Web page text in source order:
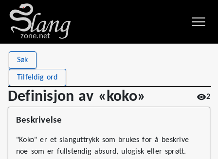
zone.net
Søk
Tilfeldig ord
Definisjon av «koko» 2
Definisjon av «koko»
Stat
Views
Definitions 1
2026
Beskrivelse
"Koko" er et slanguttrykk som brukes for å beskrive
noe som er fullstendig absurd, ulogisk eller sprøtt.